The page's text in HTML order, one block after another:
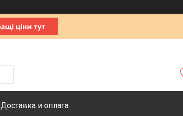
Доставка и оплата